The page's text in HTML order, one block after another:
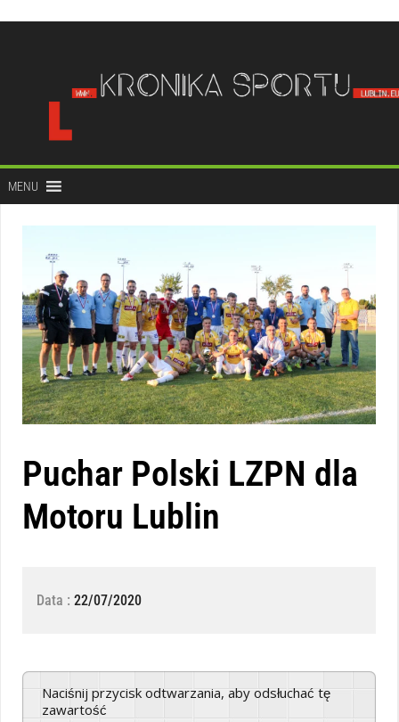
treści
MENU
Puchar Polski LZPN dla
Motoru Lublin
Data : 22/07/2020
Naciśnij przycisk odtwarzania, aby odsłuchać tę
zawartość